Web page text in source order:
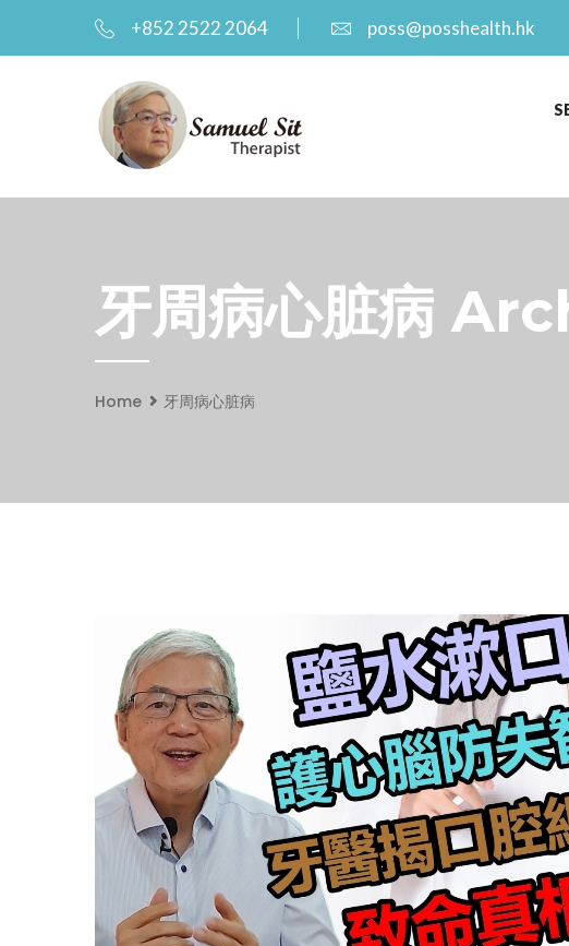
+852 2522 2064 poss@posshealth.hk
牙周病心脏病
Home 牙周病心脏病